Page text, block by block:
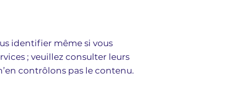
identifier même si vous
; veuillez consulter leurs
contrôlons pas le contenu.